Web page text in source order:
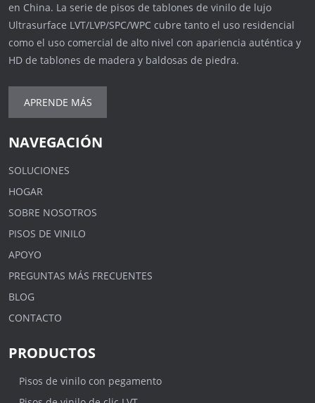
en China. La serie de pisos de tablones de vinilo de lujo
Ultrasurface LVT/LVP/SPC/WPC cubre tanto el uso residencial
como el uso comercial de alto nivel con apariencia auténtica y
HD de tablones de madera y baldosas de piedra.
APRENDE MÁS
NAVEGACIÓN
SOLUCIONES
HOGAR
SOBRE NOSOTROS
PISOS DE VINILO
APOYO
PREGUNTAS MÁS FRECUENTES
BLOG
CONTACTO
PRODUCTOS
Pisos de vinilo con pegamento